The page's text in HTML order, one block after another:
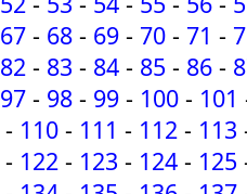
67 - 68 - 69 - 70 - 71 -
82 - 83 - 84 - 85 - 86 -
97 - 98 - 99 - 100 - 101
- 110 - 111 - 112 - 113
- 122 - 123 - 124 - 125